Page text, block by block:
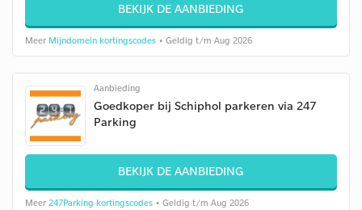
BEKIJK DE AANBIEDING
Meer Mijndomein kortingscodes • Geldig t/m Aug 2026
Aanbieding
Goedkoper bij Schiphol parkeren via 247
Parking
BEKIJK DE AANBIEDING
Meer 247Parking kortingscodes • Geldig t/m Aug 2026